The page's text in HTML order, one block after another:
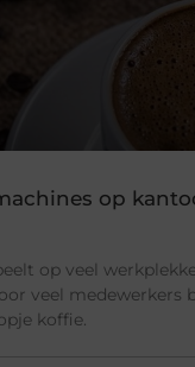
op
op veel
veel medewerkers
koffie.